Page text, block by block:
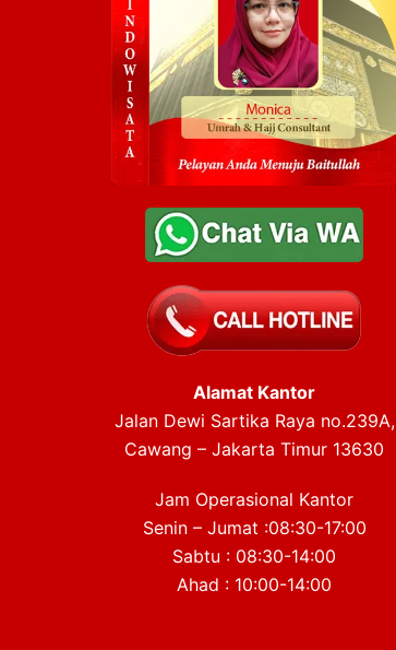
Alamat Kantor
Jalan Dewi Sartika Raya no.239A,
Cawang – Jakarta Timur 13630
Jam Operasional Kantor
Senin – Jumat :08:30-17:00
Sabtu : 08:30-14:00
Ahad : 10:00-14:00